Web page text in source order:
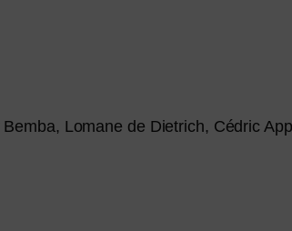
Lomane de Dietrich, Cédric